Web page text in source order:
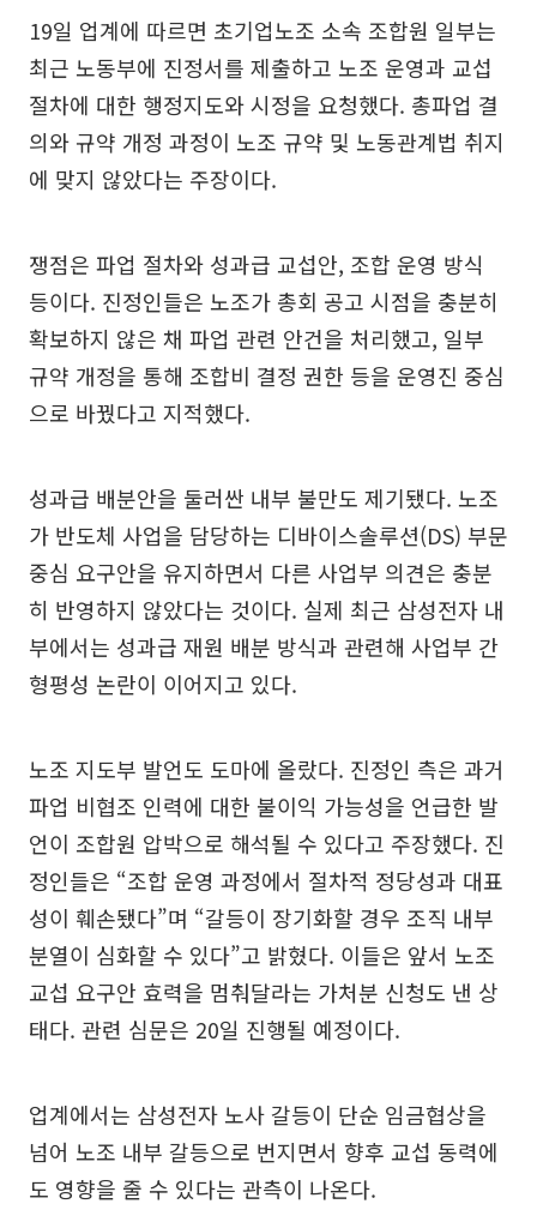
19일 업계에 따르면 초기업노조 소속 조합원 일부는
최근 노동부에 진정서를 제출하고 노조 운영과 교섭
절차에 대한 행정지도와 시정을 요청했다. 총파업 결
의와 규약 개정 과정이 노조 규약 및 노동관계법 취지
에 맞지 않았다는 주장이다.
쟁점은 파업 절차와 성과급 교섭안, 조합 운영 방식
등이다. 진정인들은 노조가 총회 공고 시점을 충분히
확보하지 않은 채 파업 관련 안건을 처리했고, 일부
규약 개정을 통해 조합비 결정 권한 등을 운영진 중심
으로 바꿨다고 지적했다.
성과급 배분안을 둘러싼 내부 불만도 제기됐다. 노조
가 반도체 사업을 담당하는 디바이스솔루션(DS) 부문
중심 요구안을 유지하면서 다른 사업부 의견은 충분
히 반영하지 않았다는 것이다. 실제 최근 삼성전자 내
부에서는 성과급 재원 배분 방식과 관련해 사업부 간
형평성 논란이 이어지고 있다.
노조 지도부 발언도 도마에 올랐다. 진정인 측은 과거
파업 비협조 인력에 대한 불이익 가능성을 언급한 발
언이 조합원 압박으로 해석될 수 있다고 주장했다. 진
정인들은 “조합 운영 과정에서 절차적 정당성과 대표
성이 훼손됐다”며 “갈등이 장기화할 경우 조직 내부
분열이 심화할 수 있다”고 밝혔다. 이들은 앞서 노조
교섭 요구안 효력을 멈춰달라는 가처분 신청도 낸 상
태다. 관련 심문은 20일 진행될 예정이다.
업계에서는 삼성전자 노사 갈등이 단순 임금협상을
넘어 노조 내부 갈등으로 번지면서 향후 교섭 동력에
도 영향을 줄 수 있다는 관측이 나온다.